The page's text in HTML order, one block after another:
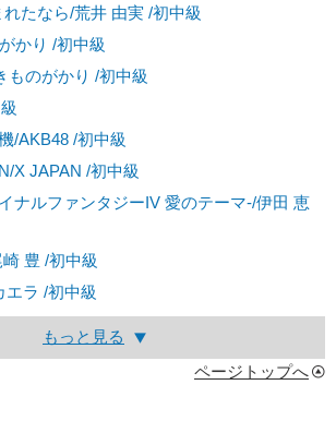
たなら/荒井 由実 /初中級
かり /初中級
ものがかり /初中級
/AKB48 /初中級
X JAPAN /初中級
ナルファンタジーIV 愛のテーマ-/伊田 恵
崎 豊 /初中級
エラ /初中級
もっと見る
ページトップへ